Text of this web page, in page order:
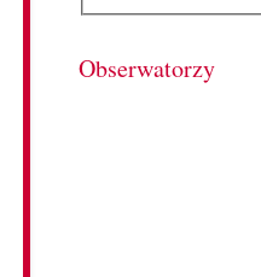
Obserwatorzy